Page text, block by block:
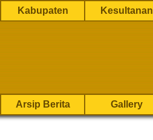
Kabupaten Kesultanan
Arsip Berita Gallery